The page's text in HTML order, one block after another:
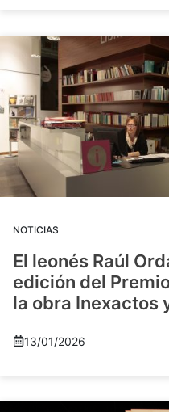
NOTICIAS
El leonés Raúl
edición del
la obra Inexactos
13/01/2026